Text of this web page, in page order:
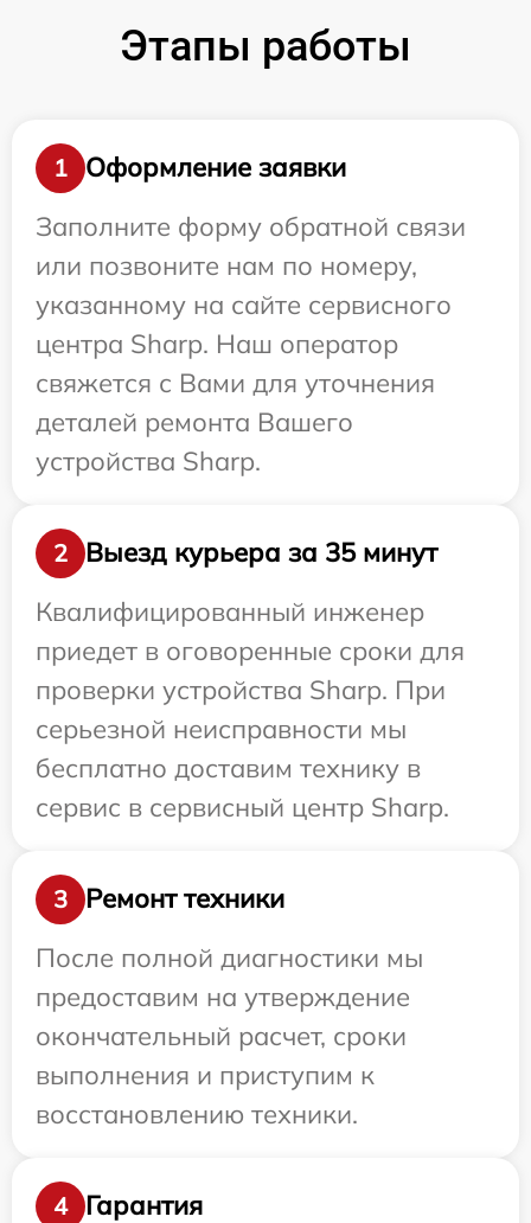
Этапы работы
1
Оформление заявки
Заполните форму обратной связи
или позвоните нам по номеру,
указанному на сайте сервисного
центра Sharp. Наш оператор
свяжется с Вами для уточнения
деталей ремонта Вашего
устройства Sharp.
2
Выезд курьера за 35 минут
Квалифицированный инженер
приедет в оговоренные сроки для
проверки устройства Sharp. При
серьезной неисправности мы
бесплатно доставим технику в
сервис в сервисный центр Sharp.
3
Ремонт техники
После полной диагностики мы
предоставим на утверждение
окончательный расчет, сроки
выполнения и приступим к
восстановлению техники.
4 Гарантия